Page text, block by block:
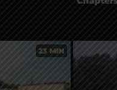
23 MIN